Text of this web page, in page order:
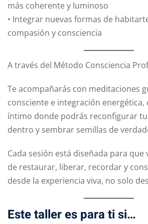
más coherente y luminoso
• Integrar nuevas formas de
compasión y consciencia
A través del Método Consciencia
Te acompañarás con meditaciones
consciente e integración energética,
íntimo donde podrás reconfigurar
dentro y sembrar semillas de
Cada sesión está diseñada para que
de restaurar, liberar, recordar y
desde la experiencia viva, no solo
Este taller es para ti si…